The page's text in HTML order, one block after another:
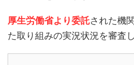
厚生労働省より委託された機
た取り組みの実況状況を審査し